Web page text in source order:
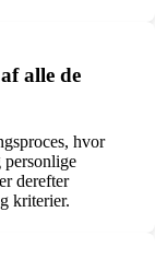
alle de
hvor
personlige
derefter
kriterier.